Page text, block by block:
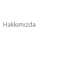
Hakkımızda